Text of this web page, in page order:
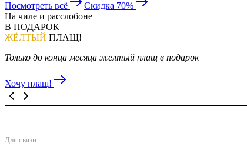
Посмотреть всё
Скидка 70%
На чиле и расслобоне
В ПОДАРОК
ЖЁЛТЫЙ ПЛАЩ!
Только до конца месяца желтый плащ в подарок
Хочу плащ!
Для связи